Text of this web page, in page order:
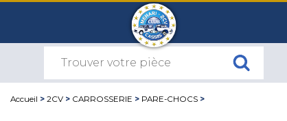
Accueil > 2CV > CARROSSERIE > PARE-CHOCS >